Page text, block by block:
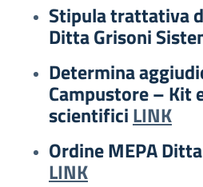
Stipula trattativa
Ditta Grisoni
Determina
Campustore – Kit
scientificiLINK
Ordine MEPA
LINK